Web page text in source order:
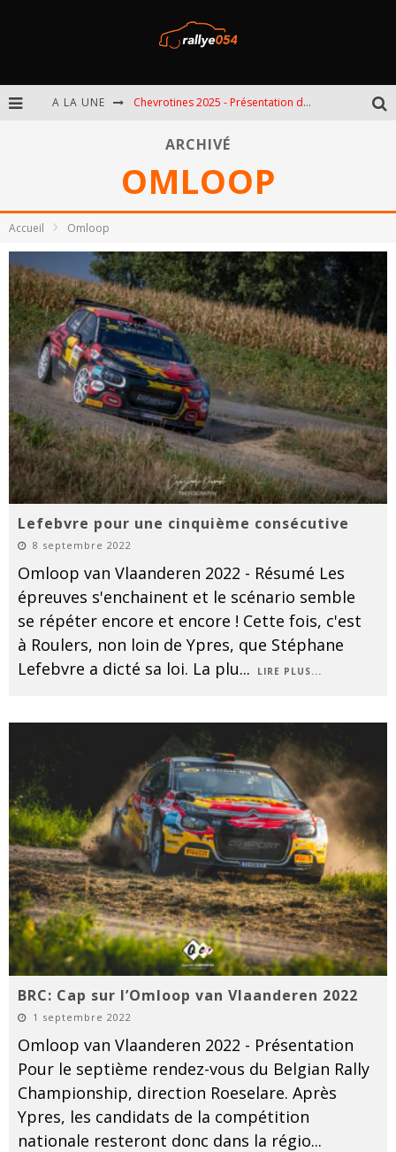
A LA UNE EBR 2025 - Présentation de l'épreuve
Chevrotines 2025 - Présentation de l'épreuve
ARCHIVÉ
OMLOOP
Accueil Omloop
Lefebvre pour une cinquième consécutive
8 septembre 2022
Omloop van Vlaanderen 2022 - Résumé Les
épreuves s'enchainent et le scénario semble
se répéter encore et encore ! Cette fois, c'est
à Roulers, non loin de Ypres, que Stéphane
Lefebvre a dicté sa loi. La plu... LIRE PLUS...
BRC: Cap sur l’Omloop van Vlaanderen 2022
1 septembre 2022
Omloop van Vlaanderen 2022 - Présentation
Pour le septième rendez-vous du Belgian Rally
Championship, direction Roeselare. Après
Ypres, les candidats de la compétition
nationale resteront donc dans la régio...